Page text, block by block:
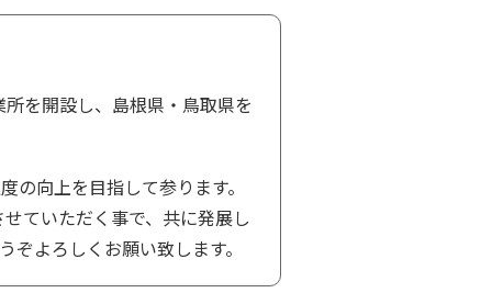
を開設し、島根県・鳥取県を
の向上を目指して参ります。
ていただく事で、共に発展し
よろしくお願い致します。